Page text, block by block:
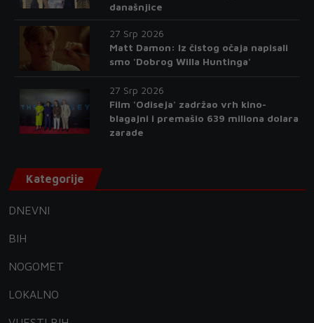
današnjice
27 Srp 2026
Matt Damon: Iz čistog očaja napisali
smo 'Dobrog Willa Huntinga'
27 Srp 2026
Film 'Odiseja' zadržao vrh kino-
blagajni i premašio 639 miliona dolara
zarade
Kategorije
DNEVNI
BIH
NOGOMET
LOKALNO